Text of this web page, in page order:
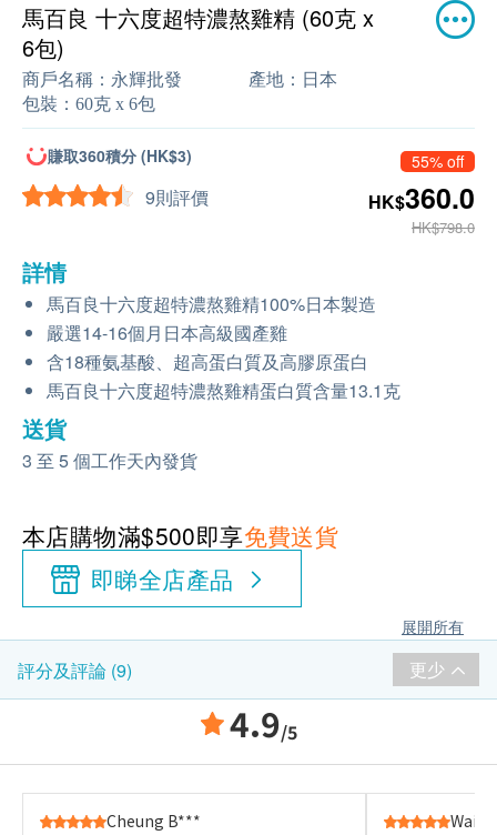
馬百良 十六度超特濃熬雞精 (60克 x
6包)
商戶名稱： 永輝批發 產地： 日本
包裝： 60克 x 6包
賺取360積分 (HK$3)
9則評價
55% off
HK$360.0
HK$798.0
詳情
馬百良十六度超特濃熬雞精100%日本製造
嚴選14-16個月日本高級國產雞
含18種氨基酸、超高蛋白質及高膠原蛋白
馬百良十六度超特濃熬雞精​蛋白質含量13.1克
送貨
3 至 5 個工作天內發貨
本店購物滿$500即享免費送貨
即睇全店產品
展開所有
評分及評論 (9) 更少
4.9/5
Cheung B*** Wai